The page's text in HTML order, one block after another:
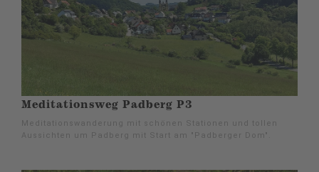
Meditationsweg Padberg P3
Meditationswanderung mit schönen Stationen und tollen
Aussichten um Padberg mit Start am "Padberger Dom".